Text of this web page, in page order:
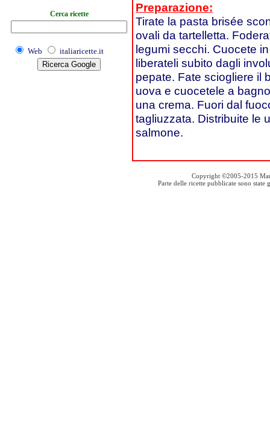
Cerca ricette
Web italiaricette.it
Preparazione:
Tirate la pasta brisée
ovali da tartelletta.
legumi secchi. Cuocete
liberateli subito dagli
pepate. Fate sciogliere il
uova e cuocetele a
una crema. Fuori dal
tagliuzzata. Distribuite le
salmone.
Copyright ©2005-2015
Parte delle ricette pubblicate sono state